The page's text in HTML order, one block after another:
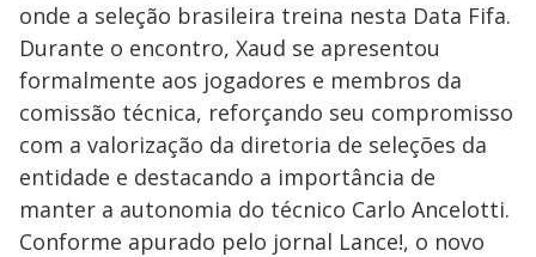
onde a seleção brasileira treina nesta Data Fifa.
Durante o encontro, Xaud se apresentou
formalmente aos jogadores e membros da
comissão técnica, reforçando seu compromisso
com a valorização da diretoria de seleções da
entidade e destacando a importância de
manter a autonomia do técnico Carlo Ancelotti.
Conforme apurado pelo jornal Lance!, o novo